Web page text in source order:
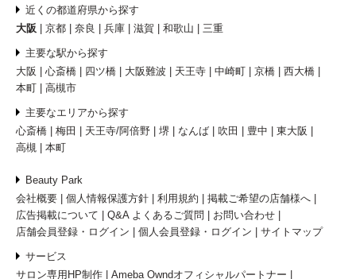
近くの都道府県から探す
大阪
京都 奈良 兵庫 滋賀 和歌山 三重
主要な駅から探す
大阪
心斎橋 四ツ橋 大阪難波 天王寺 中崎町 京橋
西大橋
本町
高槻市
主要なエリアから探す
心斎橋
梅田 天王寺/阿倍野 堺 なんば 吹田 豊中
東大阪
高槻
本町
Beauty Park
会社概要
個人情報保護方針 利用規約
掲載ご希望の店舗様へ
広告掲載について
Q&A よくあるご質問
お問い合わせ
店舗会員登録・ログイン
個人会員登録・ログイン サイトマップ
サービス
サロン専用HP制作
Ameba Owndオフィシャルパートナー